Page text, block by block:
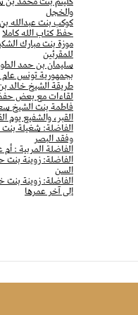
والخجل
كوكب بنت عبدالله
حفظ كتاب الله كاملاً
موزة بنت مبارك
للمقرئين
سليمان بن حمد
بجمهورية تونس عام 1428هـ
طريقة الشيخ خالد
لقاءات مع بعض
فاطمة بنت الشيخ
القبر، والشفيع يوم
الفاضلة: شغيلة
وفقد البصر
الفاضلة المربية :
الفاضلة: زوينة
السن
الفاضلة: زوينة بنت
إلى آخر عمرها